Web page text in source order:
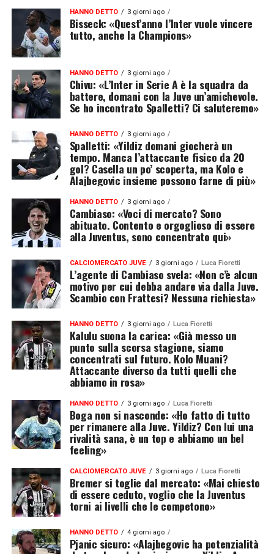
HANNO DETTO 3 giorni ago
Bisseck: «Quest’anno l’Inter vuole vincere
tutto, anche la Champions»
HANNO DETTO 3 giorni ago
Chivu: «L’Inter in Serie A è la squadra da
battere, domani con la Juve un’amichevole.
Se ho incontrato Spalletti? Ci saluteremo»
HANNO DETTO 3 giorni ago
Spalletti: «Yildiz domani giocherà un
tempo. Manca l’attaccante fisico da 20
gol? Casella un po’ scoperta, ma Kolo e
Alajbegovic insieme possono farne di più»
HANNO DETTO 3 giorni ago
Cambiaso: «Voci di mercato? Sono
abituato. Contento e orgoglioso di essere
alla Juventus, sono concentrato qui»
CALCIOMERCATO JUVE 3 giorni ago Luca Fioretti
L’agente di Cambiaso svela: «Non c’è alcun
motivo per cui debba andare via dalla Juve.
Scambio con Frattesi? Nessuna richiesta»
HANNO DETTO 3 giorni ago Luca Fioretti
Kalulu suona la carica: «Già messo un
punto sulla scorsa stagione, siamo
concentrati sul futuro. Kolo Muani?
Attaccante diverso da tutti quelli che
abbiamo in rosa»
HANNO DETTO 3 giorni ago Luca Fioretti
Boga non si nasconde: «Ho fatto di tutto
per rimanere alla Juve. Yildiz? Con lui una
rivalità sana, è un top e abbiamo un bel
feeling»
CALCIOMERCATO JUVE 3 giorni ago Luca Fioretti
Bremer si toglie dal mercato: «Mai chiesto
di essere ceduto, voglio che la Juventus
torni ai livelli che le competono»
HANNO DETTO 4 giorni ago
Pjanic sicuro: «Alajbegovic ha potenzialità